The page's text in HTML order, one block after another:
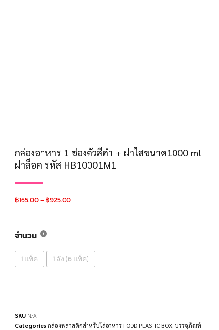
กล่องอาหาร 1 ช่องตัวสีดำ + ฝาใสขนาด1000 ml
ฝาล็อค รหัส HB10001M1
฿165.00–฿925.00
จำนวน
1 แพ็ค 1 ลัง (6 แพ็ค)
SKU N/A
Categoriesกล่องพลาสติกสำหรับใส่อาหาร FOOD PLASTIC BOX บรรจุภัณฑ์